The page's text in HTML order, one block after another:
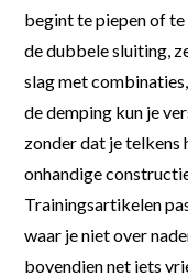
begint te piepen of
de dubbele sluiting,
slag met
de demping kun je
zonder dat je telkens
onhandige
Trainingsartikelen
waar je niet over
bovendien net iets